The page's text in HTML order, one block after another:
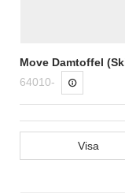
Move Damtoffel
64010-
Visa